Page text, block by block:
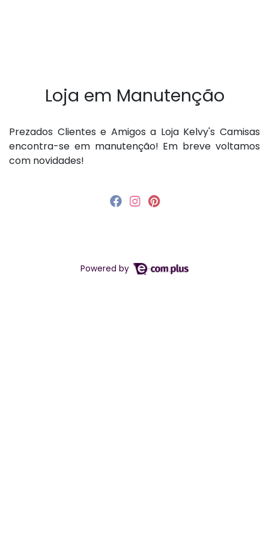
Loja em Manutenção
P rezados Clientes e Amigos a Loja Kelvy's Camisas
encontra-se em manutenção! Em breve voltamos
com novidades!
Powered by